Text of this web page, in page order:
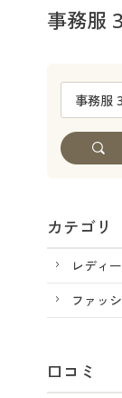
事務服
カテゴリ
レディ
ファッ
口コミ